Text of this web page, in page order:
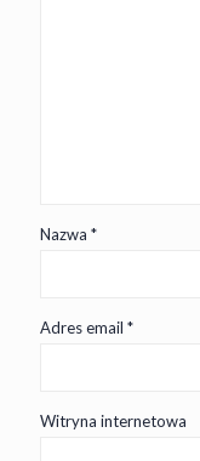
Nazwa *
Adres email *
Witryna internetowa